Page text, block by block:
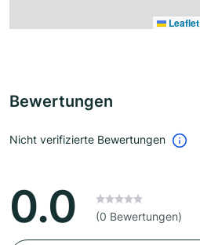
Leaflet
Bewertungen
Nicht verifizierte Bewertungen
0.0 (0 Bewertungen)